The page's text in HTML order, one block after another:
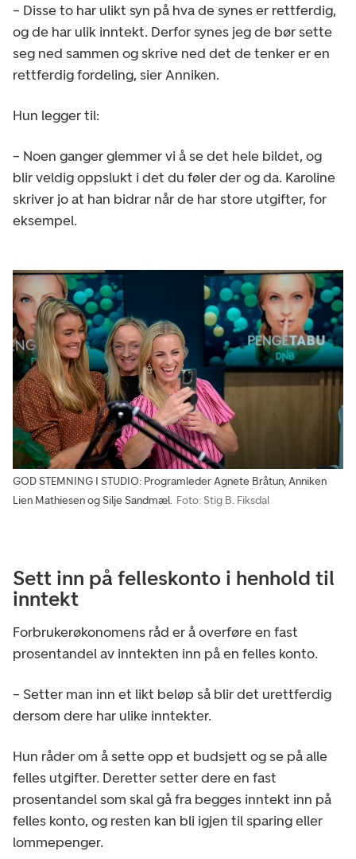
– Disse to har ulikt syn på hva de synes er rettferdig,
og de har ulik inntekt. Derfor synes jeg de bør sette
seg ned sammen og skrive ned det de tenker er en
rettferdig fordeling, sier Anniken.
Hun legger til:
– Noen ganger glemmer vi å se det hele bildet, og
blir veldig oppslukt i det du føler der og da. Karoline
skriver jo at han bidrar når de har store utgifter, for
eksempel.
GOD STEMNING I STUDIO: Programleder Agnete Bråtun, Anniken
Lien Mathiesen og Silje Sandmæl. Foto: Stig B. Fiksdal
Sett inn på felleskonto i henhold til
inntekt
Forbrukerøkonomens råd er å overføre en fast
prosentandel av inntekten inn på en felles konto.
– Setter man inn et likt beløp så blir det urettferdig
dersom dere har ulike inntekter.
Hun råder om å sette opp et budsjett og se på alle
felles utgifter. Deretter setter dere en fast
prosentandel som skal gå fra begges inntekt inn på
felles konto, og resten kan bli igjen til sparing eller
lommepenger.